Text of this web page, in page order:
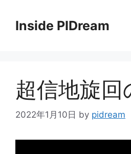
Inside PIDream
超信地旋回
2022年1月10日 by pidream